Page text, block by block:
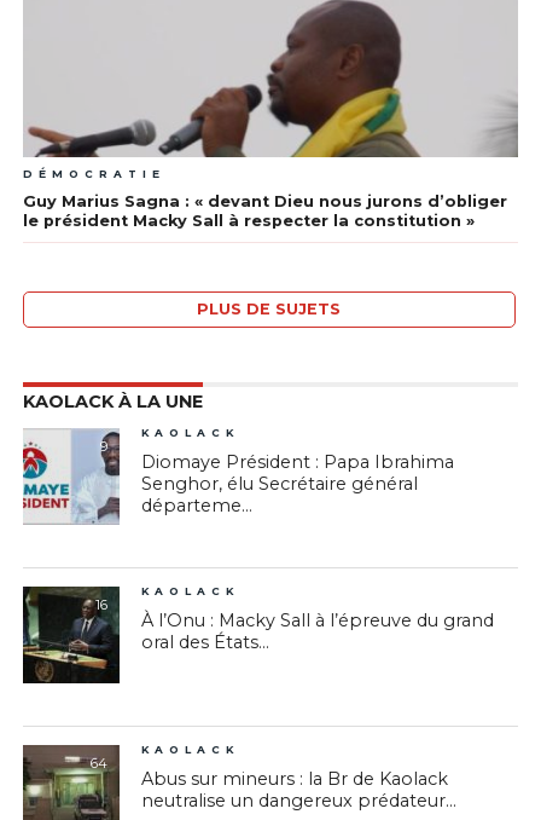
DÉMOCRATIE
Guy Marius Sagna : « devant Dieu nous jurons d’obliger
le président Macky Sall à respecter la constitution »
PLUS DE SUJETS
KAOLACK À LA UNE
9
KAOLACK
Diomaye Président : Papa Ibrahima
Senghor, élu Secrétaire général
départeme...
16
KAOLACK
À l’Onu : Macky Sall à l’épreuve du grand
oral des États...
64
KAOLACK
Abus sur mineurs : la Br de Kaolack
neutralise un dangereux prédateur...